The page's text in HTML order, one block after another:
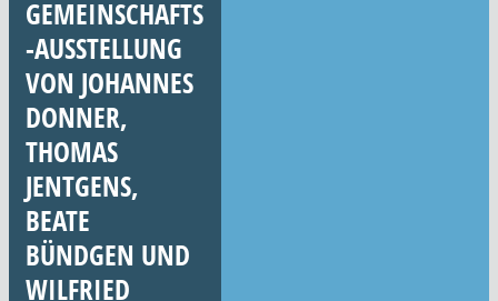
GEMEINSCHAFTS
-AUSSTELLUNG
VON JOHANNES
DONNER,
THOMAS
JENTGENS,
BEATE
BÜNDGEN UND
WILFRIED